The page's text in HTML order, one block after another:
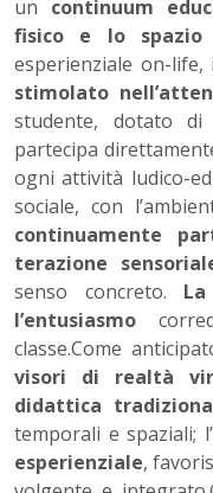
un continuum
fisico e lo spazio
esperienziale on-life,
stimolato
studente, dotato
partecipa
ogni attività ludico-
sociale, con
continuamente
terazione
senso concreto.
l’entusiasmo
classe.Come
visori di realtà
didattica
temporali e spaziali; l’
esperienziale,